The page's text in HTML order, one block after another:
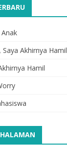
Saya Akhirnya Hamil
Hamil